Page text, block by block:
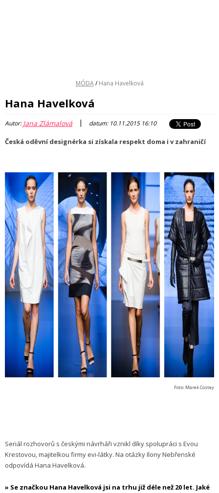
MÓDA / Hana Havelková
Hana Havelková
Autor:Jana Zlámalová | datum: 10.11.2015 16:10
Česká oděvní designérka si získala respekt doma i v zahraničí
Foto: Marek Costey
Seriál rozhovorů s českými návrháři vznikl díky spolupráci s Evou
Krestovou, majitelkou firmy evi-látky. Na otázky Ilony Nebřenské
odpovídá Hana Havelková.
» Se značkou Hana Havelková jsi na trhu již déle než 20 let. Jaké